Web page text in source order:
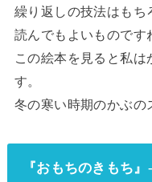
繰り返しの技法はもち
読んでもよいものです
この絵本を見ると私は
す。
冬の寒い時期のかぶの
『おもちのきもち